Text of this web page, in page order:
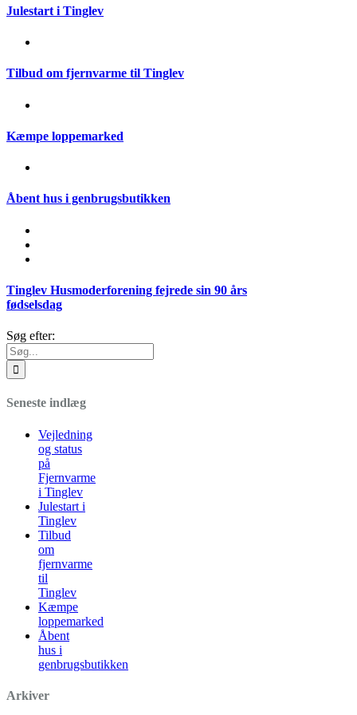
Julestart i Tinglev
Tilbud om fjernvarme til Tinglev
Kæmpe loppemarked
Åbent hus i genbrugsbutikken
Tinglev Husmoderforening fejrede sin 90 års
fødselsdag
Søg efter:
Seneste indlæg
Vejledning
og status
på
Fjernvarme
i Tinglev
Julestart i
Tinglev
Tilbud
om
fjernvarme
til
Tinglev
Kæmpe
loppemarked
Åbent
hus i
genbrugsbutikken
Arkiver